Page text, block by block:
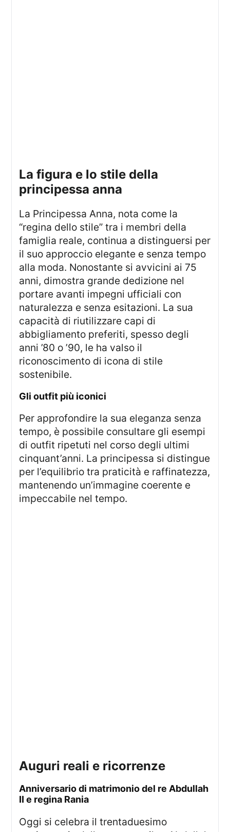
la figura e lo stile della
principessa anna
La Principessa Anna, nota come la
“regina dello stile” tra i membri della
famiglia reale, continua a distinguersi per
il suo approccio elegante e senza tempo
alla moda. Nonostante si avvicini ai 75
anni, dimostra grande dedizione nel
portare avanti impegni ufficiali con
naturalezza e senza esitazioni. La sua
capacità di riutilizzare capi di
abbigliamento preferiti, spesso degli
anni ’80 o ’90, le ha valso il
riconoscimento di icona di stile
sostenibile.
gli outfit più iconici
Per approfondire la sua eleganza senza
tempo, è possibile consultare gli esempi
di outfit ripetuti nel corso degli ultimi
cinquant’anni. La principessa si distingue
per l’equilibrio tra praticità e raffinatezza,
mantenendo un’immagine coerente e
impeccabile nel tempo.
auguri reali e ricorrenze
anniversario di matrimonio del re Abdullah
II e regina Rania
Oggi si celebra il trentaduesimo